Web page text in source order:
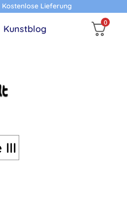
Kostenlose Lieferung
Kunstblog
0
III